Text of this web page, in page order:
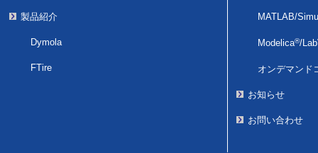
製品紹介
Dymola
FTire
MATLAB/
Modelica®/
オンデマンド
お知らせ
お問い合わせ